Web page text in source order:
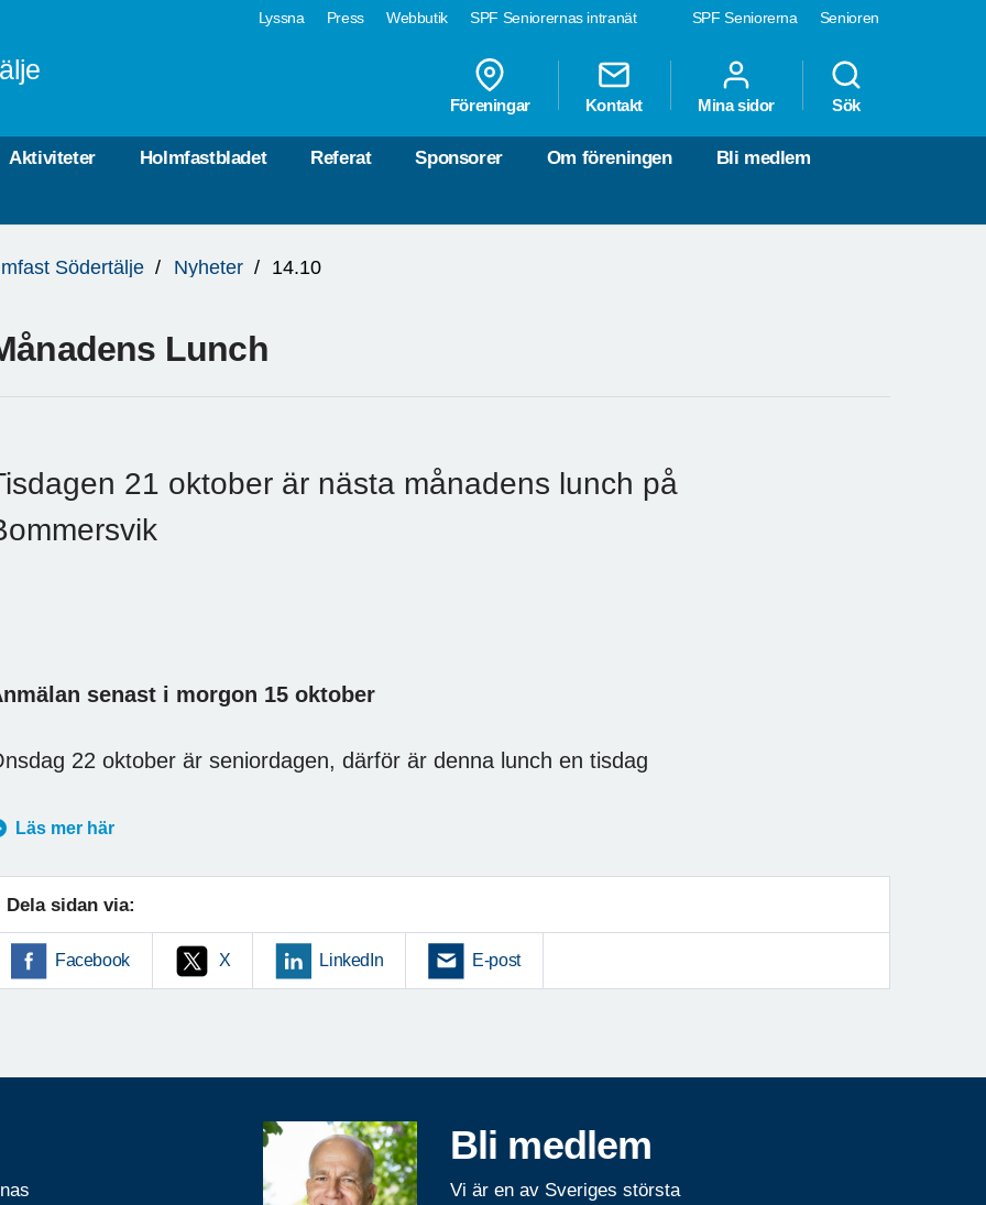
SPF Seniorerna Senioren
Lyssna Press Webbutik SPF Seniorernas intranät
Föreningar Kontakt Mina sidor Sök
Aktiviteter Holmfastbladet Referat Sponsorer Om föreningen Bli medlem
Södertälje Nyheter 14.10
Lunch
21 oktober är nästa månadens lunch på
senast i morgon 15 oktober
22 oktober är seniordagen, därför är denna lunch en tisdag
Läs mer här
Dela sidan via:
Facebook X LinkedIn E-post
Bli medlem
Vi är en av Sveriges största